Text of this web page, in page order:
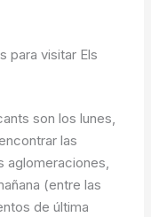
para visitar Els
son los lunes,
las
aglomeraciones,
(entre las
de última